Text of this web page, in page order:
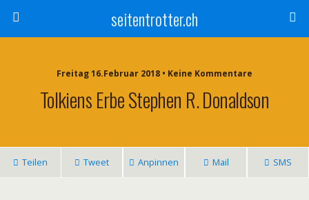
seitentrotter.ch
Freitag 16.Februar 2018 • Keine Kommentare
Tolkiens Erbe Stephen R. Donaldson
Teilen Tweet Anpinnen Mail SMS